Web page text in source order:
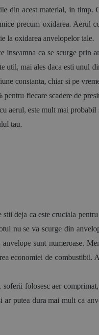
din acest material, in timp.
precum oxidarea. Aerul
la oxidarea anvelopelor tale.
inseamna ca se scurge
util, mai ales daca esti unul
constanta, chiar si pe
fiecare scadere de
aerul, este mult mai
tau.
deja ca este cruciala
nu se va scurge din
sunt numeroase.
economiei de
folosesc aer
putea dura mai mult ca